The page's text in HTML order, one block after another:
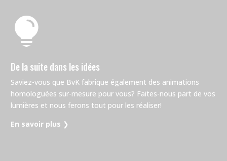

De la suite dans les idées
Saviez-vous que BvK fabrique également des animations
homologuées sur-mesure pour vous? Faites-nous part de vos
lumières et nous ferons tout pour les réaliser!
En savoir plus ❯